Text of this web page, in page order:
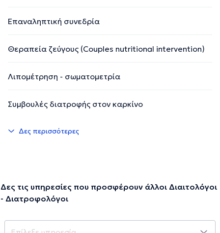
Επαναληπτική συνεδρία
Θεραπεία ζεύγους (Couples nutritional intervention)
Λιπομέτρηση - σωματομετρία
Συμβουλές διατροφής στον καρκίνο
Δες περισσότερες
Δες τις υπηρεσίες που προσφέρουν άλλοι Διαιτολόγοι
- Διατροφολόγοι